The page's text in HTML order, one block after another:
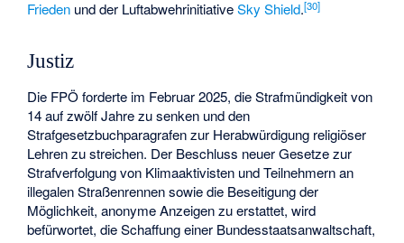
Frieden und der LuftabwehrinitiativeSky Shield.[30]
Justiz
Die FPÖ forderte im Februar 2025, die Strafmündigkeit von
14 auf zwölf Jahre zu senken und den
Strafgesetzbuchparagrafen zur Herabwürdigung religiöser
Lehren zu streichen. Der Beschluss neuer Gesetze zur
Strafverfolgung von Klimaaktivisten und Teilnehmern an
illegalen Straßenrennen sowie die Beseitigung der
Möglichkeit, anonyme Anzeigen zu erstattet, wird
befürwortet, die Schaffung einer Bundesstaatsanwaltschaft,